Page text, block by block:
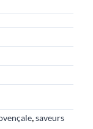
,saveurs